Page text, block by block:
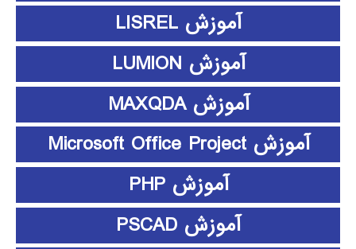
آموزش LISREL
آموزش LUMION
آموزش MAXQDA
آموزش Microsoft Office Project
آموزش PHP
آموزش PSCAD